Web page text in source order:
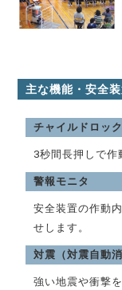
主な機能・安全
チャイルドロック
3秒間長押しで作
警報モニタ
安全装置の作動
せします。
対震（対震自動消
強い地震や衝撃